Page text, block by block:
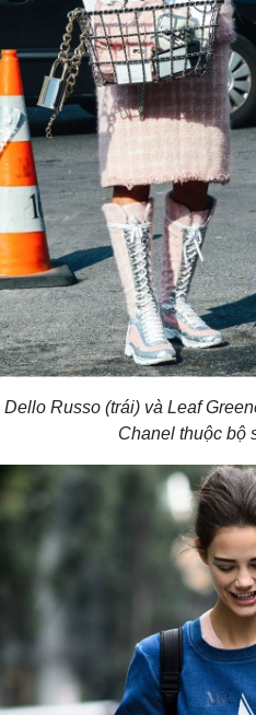
Dello Russo (trái) và Leaf
Chanel thuộc bộ